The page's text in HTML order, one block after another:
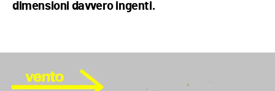
dimensioni davvero ingenti.